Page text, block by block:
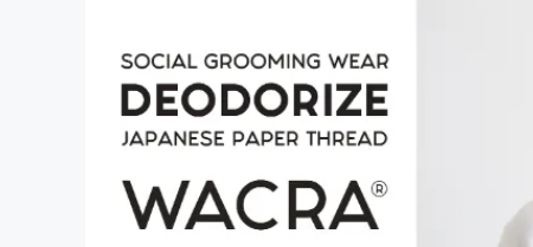
映像・映画
ビジネス・起業
まちづくり・地域活性化